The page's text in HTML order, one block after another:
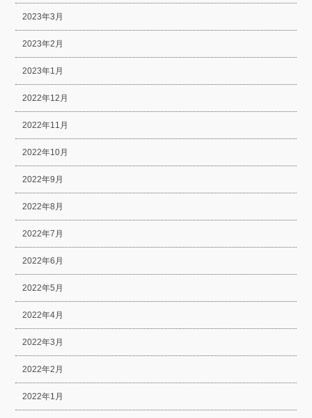
2023年3月
2023年2月
2023年1月
2022年12月
2022年11月
2022年10月
2022年9月
2022年8月
2022年7月
2022年6月
2022年5月
2022年4月
2022年3月
2022年2月
2022年1月